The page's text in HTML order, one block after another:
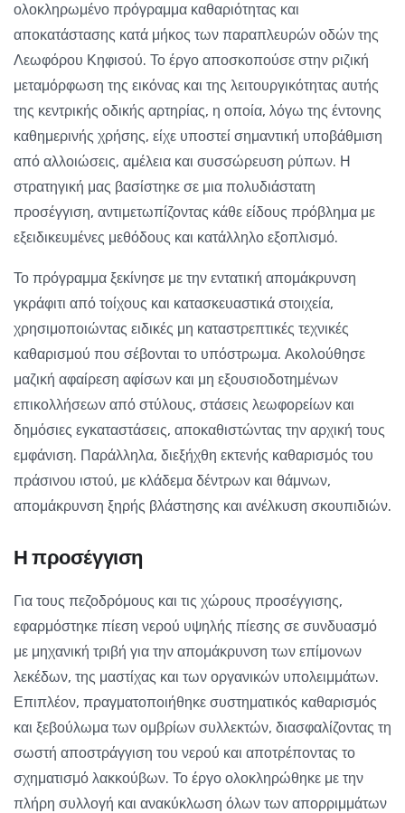
ολοκληρωμένο πρόγραμμα καθαριότητας και
αποκατάστασης κατά μήκος των παραπλευρών οδών της
Λεωφόρου Κηφισού. Το έργο αποσκοπούσε στην ριζική
μεταμόρφωση της εικόνας και της λειτουργικότητας αυτής
της κεντρικής οδικής αρτηρίας, η οποία, λόγω της έντονης
καθημερινής χρήσης, είχε υποστεί σημαντική υποβάθμιση
από αλλοιώσεις, αμέλεια και συσσώρευση ρύπων. Η
στρατηγική μας βασίστηκε σε μια πολυδιάστατη
προσέγγιση, αντιμετωπίζοντας κάθε είδους πρόβλημα με
εξειδικευμένες μεθόδους και κατάλληλο εξοπλισμό.
Το πρόγραμμα ξεκίνησε με την εντατική απομάκρυνση
γκράφιτι από τοίχους και κατασκευαστικά στοιχεία,
χρησιμοποιώντας ειδικές μη καταστρεπτικές τεχνικές
καθαρισμού που σέβονται το υπόστρωμα. Ακολούθησε
μαζική αφαίρεση αφίσων και μη εξουσιοδοτημένων
επικολλήσεων από στύλους, στάσεις λεωφορείων και
δημόσιες εγκαταστάσεις, αποκαθιστώντας την αρχική τους
εμφάνιση. Παράλληλα, διεξήχθη εκτενής καθαρισμός του
πράσινου ιστού, με κλάδεμα δέντρων και θάμνων,
απομάκρυνση ξηρής βλάστησης και ανέλκυση σκουπιδιών.
Ηπροσέγγιση
Για τους πεζοδρόμους και τις χώρους προσέγγισης,
εφαρμόστηκε πίεση νερού υψηλής πίεσης σε συνδυασμό
με μηχανική τριβή για την απομάκρυνση των επίμονων
λεκέδων, της μαστίχας και των οργανικών υπολειμμάτων.
Επιπλέον, πραγματοποιήθηκε συστηματικός καθαρισμός
και ξεβούλωμα των ομβρίων συλλεκτών, διασφαλίζοντας τη
σωστή αποστράγγιση του νερού και αποτρέποντας το
σχηματισμό λακκούβων. Το έργο ολοκληρώθηκε με την
πλήρη συλλογή και ανακύκλωση όλων των απορριμμάτων